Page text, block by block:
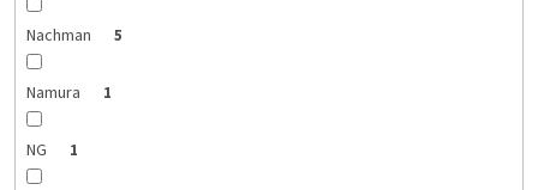
Nachman 5
Namura 1
NG 1